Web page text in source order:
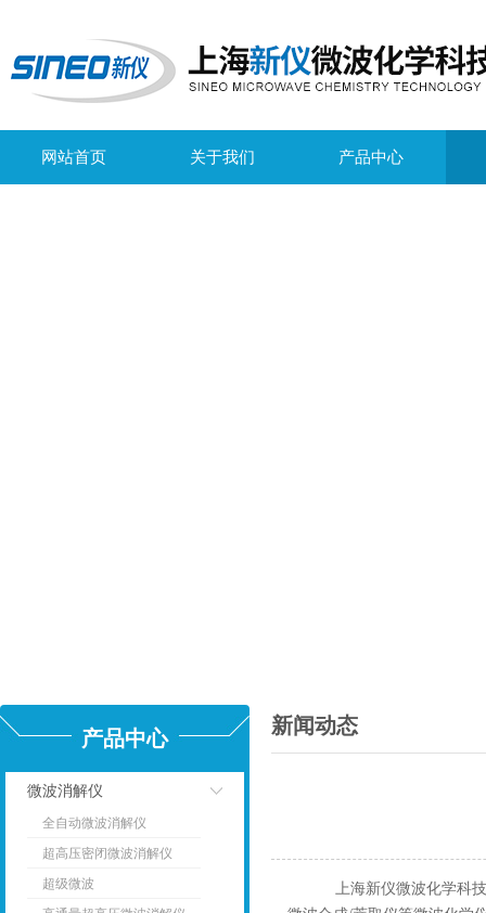
网站首页 关于我们 产品中心
产品中心
微波消解仪
全自动微波消解仪
超高压密闭微波消解仪
超级微波
新闻动态
上海新仪微波化学科技